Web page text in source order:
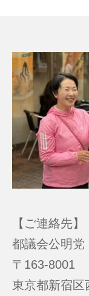
【ご連絡先】
都議会公明党
〒163-8001
東京都新宿区